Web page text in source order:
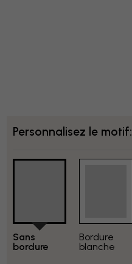
Personnalisez le motif:
Sans
bordure
Bordure
blanche